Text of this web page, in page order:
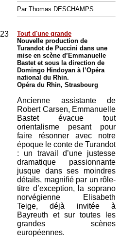
Par Thomas DESCHAMPS
Tout d'une grande
Nouvelle production de
Turandot de Puccini dans une
mise en scène d’Emmanuelle
Bastet et sous la direction de
Domingo Hindoyan à l’Opéra
national du Rhin.
Opéra du Rhin, Strasbourg
Ancienne assistante de
Robert Carsen, Emmanuelle
Bastet évacue tout
orientalisme pesant pour
faire résonner avec notre
époque le conte de Turandot
: un travail d’une justesse
dramatique passionnante
jusque dans ses moindres
détails, magnifié par un rôle-
titre d’exception, la soprano
norvégienne Elisabeth
Teige, déjà invitée à
Bayreuth et sur toutes les
grandes scènes
européennes.